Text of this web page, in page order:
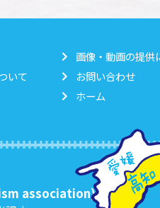
いて
画像・動画の提供
お問い合わせ
ホーム
association)